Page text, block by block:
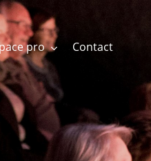
pro Contact